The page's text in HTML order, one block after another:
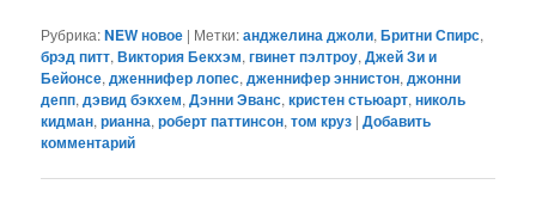
Рубрика:NEW новое | Метки:анджелина джоли,Бритни Спирс,
брэд питт,Виктория Бекхэм,гвинет пэлтроу,Джей Зи и
Бейонсе,дженнифер лопес,дженнифер эннистон,джонни
депп,дэвид бэкхем,Дэнни Эванс,кристен стьюарт,николь
кидман,рианна,роберт паттинсон,том круз |Добавить
комментарий